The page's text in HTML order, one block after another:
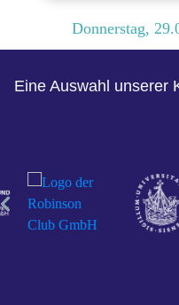
Donnerstag,
Eine Auswahl unserer